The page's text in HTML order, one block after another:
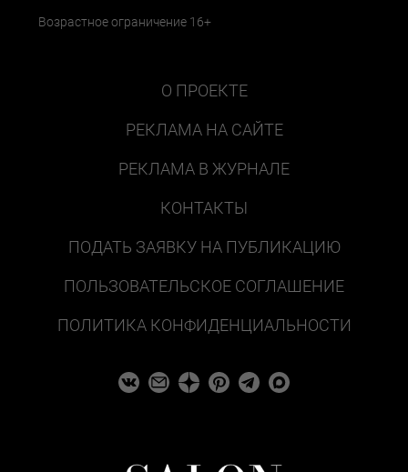
Возрастное ограничение 16+
О ПРОЕКТЕ
РЕКЛАМА НА САЙТЕ
РЕКЛАМА В ЖУРНАЛЕ
КОНТАКТЫ
ПОДАТЬ ЗАЯВКУ НА ПУБЛИКАЦИЮ
ПОЛЬЗОВАТЕЛЬСКОЕ СОГЛАШЕНИЕ
ПОЛИТИКА КОНФИДЕНЦИАЛЬНОСТИ